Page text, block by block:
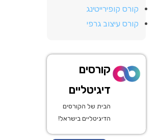
קורס קופירייטינג
קורס עיצוב גרפי
קורסים
דיגיטליים
הבית של הקורסים
הדיגיטליים בישראל!